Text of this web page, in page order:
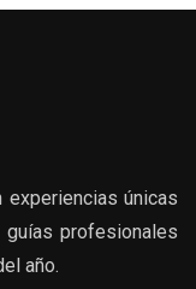
únicas
profesionales
año.